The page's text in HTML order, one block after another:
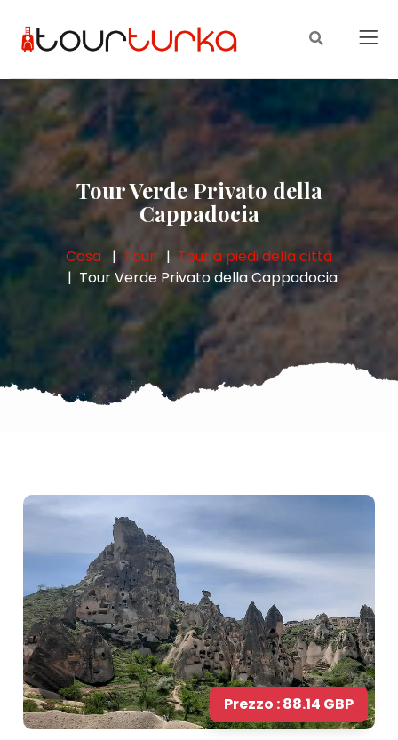
Tour Verde Privato della
Cappadocia
Casa Tour
Tour a piedi della città
Tour Verde Privato della Cappadocia
Prezzo : 88.14 GBP